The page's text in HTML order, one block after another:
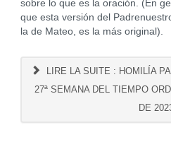
sobre lo que es la oración. (En
que esta versión del
la de Mateo, es la más original).
LIRE LA SUITE : HOMILÍA
27ª SEMANA DEL TIEMPO
DE